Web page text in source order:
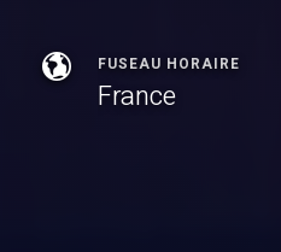
FUSEAU HORAIRE
France